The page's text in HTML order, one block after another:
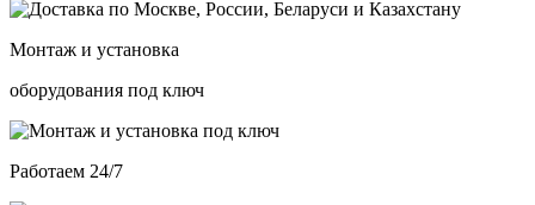
Монтаж и установка
оборудования под ключ
Работаем 24/7